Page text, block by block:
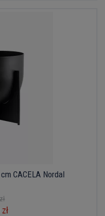
CACELA Nordal